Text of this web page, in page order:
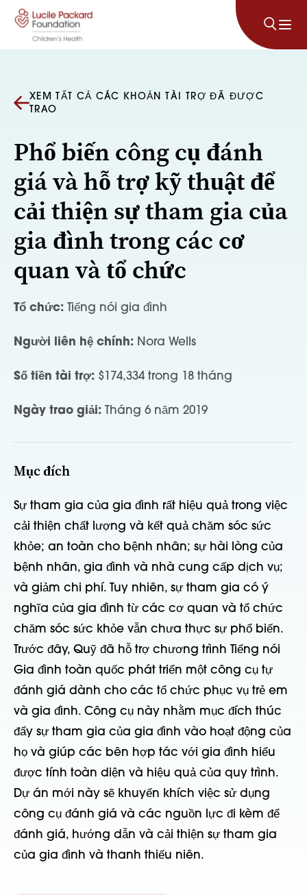
Bỏ qua nội dung
XEM TẤT CẢ CÁC KHOẢN TÀI TRỢ ĐÃ ĐƯỢC
TRAO
Phổ biến công cụ đánh
giá và hỗ trợ kỹ thuật để
cải thiện sự tham gia của
gia đình trong các cơ
quan và tổ chức
Tổ chức: Tiếng nói gia đình
Người liên hệ chính: Nora Wells
Số tiền tài trợ: $174,334 trong 18 tháng
Ngày trao giải: Tháng 6 năm 2019
Mục đích
Sự tham gia của gia đình rất hiệu quả trong việc
cải thiện chất lượng và kết quả chăm sóc sức
khỏe; an toàn cho bệnh nhân; sự hài lòng của
bệnh nhân, gia đình và nhà cung cấp dịch vụ;
và giảm chi phí. Tuy nhiên, sự tham gia có ý
nghĩa của gia đình từ các cơ quan và tổ chức
chăm sóc sức khỏe vẫn chưa thực sự phổ biến.
Trước đây, Quỹ đã hỗ trợ chương trình Tiếng nói
Gia đình toàn quốc phát triển một công cụ tự
đánh giá dành cho các tổ chức phục vụ trẻ em
và gia đình. Công cụ này nhằm mục đích thúc
đẩy sự tham gia của gia đình vào hoạt động của
họ và giúp các bên hợp tác với gia đình hiểu
được tính toàn diện và hiệu quả của quy trình.
Dự án mới này sẽ khuyến khích việc sử dụng
công cụ đánh giá và các nguồn lực đi kèm để
đánh giá, hướng dẫn và cải thiện sự tham gia
của gia đình và thanh thiếu niên.